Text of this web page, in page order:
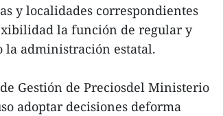
y localidades correspondientes
la función de regular y
la administración estatal.
Gestión de Preciosdel Ministerio
adoptar decisiones deforma